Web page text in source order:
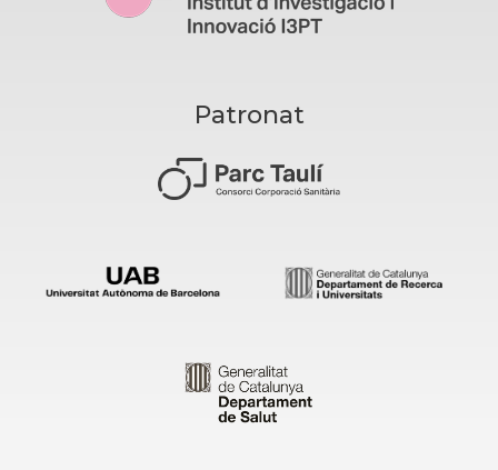
Patronat